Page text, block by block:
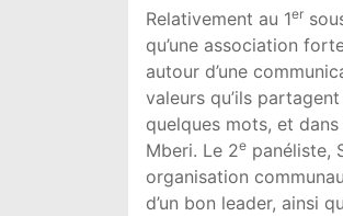
Relativement au 1er
qu’une association
autour d’une
valeurs qu’ils
quelques mots, et
Mberi. Le 2e panéliste,
organisation
d’un bon leader, ainsi